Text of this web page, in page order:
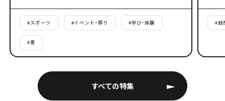
すべての特集
#スポーツ #イベント・祭り #学び・体験
#夏
#自